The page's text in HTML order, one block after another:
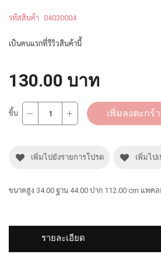
รหัสสินค้า 04030004
เป็นคนแรกที่รีวิวสินค้านี้
130.00 บาท
ชิ้น เพิ่มลงตะกร้า
เพิ่มไปยังรายการโปรด เพิ่มไป
ขนาดสูง 34.00 ฐาน 44.00 ปาก 112.00 cm แพค
รายละเอียด